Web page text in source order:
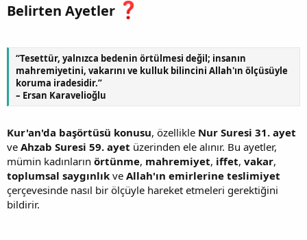
Belirten Ayetler
“Tesettür, yalnızca bedenin örtülmesi değil; insanın
mahremiyetini, vakarını ve kulluk bilincini Allah'ın ölçüsüyle
koruma iradesidir.”
– Ersan Karavelioğlu
Kur'an'da başörtüsü konusu, özellikle Nur Suresi 31. ayet
ve Ahzab Suresi 59. ayet üzerinden ele alınır. Bu ayetler,
mümin kadınların örtünme, mahremiyet, iffet, vakar,
toplumsal saygınlık ve Allah'ın emirlerine teslimiyet
çerçevesinde nasıl bir ölçüyle hareket etmeleri gerektiğini
bildirir.